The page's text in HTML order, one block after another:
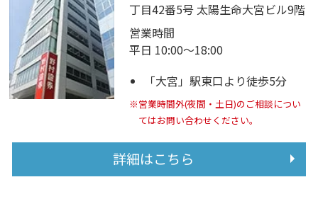
丁目42番5号 太陽生命大宮ビル9階
営業時間
平日 10:00～18:00
「大宮」駅東口より徒歩5分
※営業時間外(夜間・土日)のご相談につい
てはお問い合わせください。
詳細はこちら